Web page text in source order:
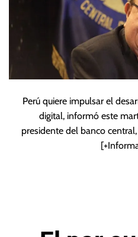
Perú quiere impulsar el
digital, informó este
presidente del banco